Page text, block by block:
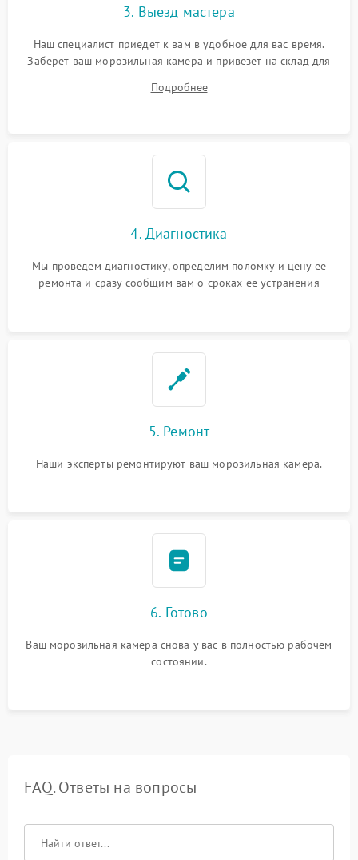
3. Выезд мастера
Наш специалист приедет к вам в удобное для вас время.
Заберет ваш морозильная камера и привезет на склад для
Подробнее
4. Диагностика
Мы проведем диагностику, определим поломку и цену ее
ремонта и сразу сообщим вам о сроках ее устранения
5. Ремонт
Наши эксперты ремонтируют ваш морозильная камера.
6. Готово
Ваш морозильная камера снова у вас в полностью рабочем
состоянии.
FAQ. Ответы на вопросы